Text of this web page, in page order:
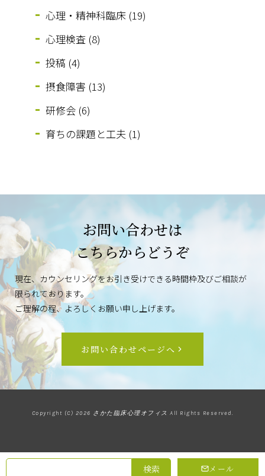
心理・精神科臨床 (19)
心理検査 (8)
投稿 (4)
摂食障害 (13)
研修会 (6)
育ちの課題と工夫 (1)
お問い合わせは
こちらからどうぞ
現在、カウンセリングをお引き受けできる時間枠及びご相談が
限られております。
ご理解の程、よろしくお願い申し上げます。
お問い合わせページへ
Copyright (C) 2026 さかた臨床心理オフィス All Rights Reserved.
検索 メール